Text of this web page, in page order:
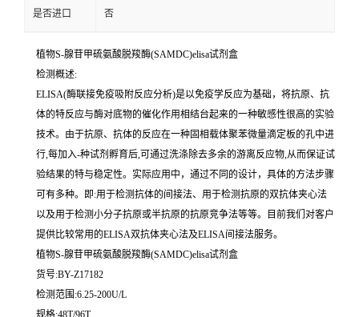
是否进口 否
植物S-腺苷甲硫氨酸脱羧酶(SAMDC)elisa试剂盒
检测概述:
ELISA(酶联接免疫吸附反应分析)是以免疫学反应为基础，将抗原、抗
体的特反应与酶对底物的催化作用相结台起来的一种敏感性很高的实验
技术。由于抗原、抗体的反应在一种固相载体聚苯微量滴定板的孔中进
行,每加入-种试剂孵育后,可通过洗涤除去多余的游离反应物,从而保证试
验结果的特与稳定性。实际应用中，通过不同的设计，具体的方法步骤
可有多种。即:用于检测抗体的间接法、用于检测抗原的双抗体夹心法
以及用于检测小分子抗原或半抗原的抗原竞争法等等。目前我们对客户
提供比较常用的ELISA双抗体夹心法及ELISA间接法服务。
植物S-腺苷甲硫氨酸脱羧酶(SAMDC)elisa试剂盒
货号:BY-Z17182
检测范围:6.25-200U/L